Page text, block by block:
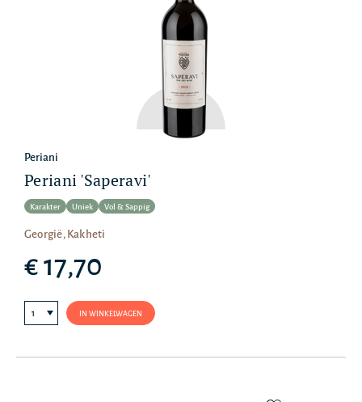
Periani
Periani 'Saperavi'
Karakter Uniek Vol & Sappig
Georgië, Kakheti
€ 17,70
IN WINKELWAGEN